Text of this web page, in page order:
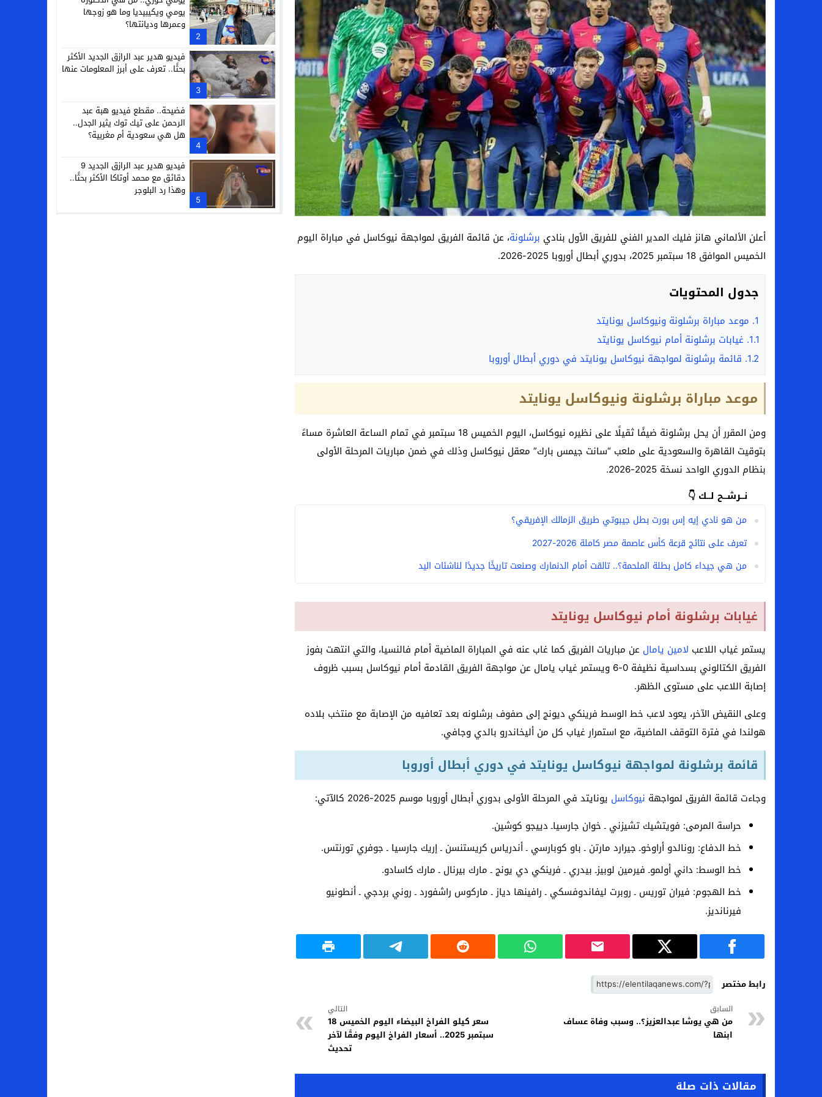
بعد فسخ عقده.. حصاد وأرقام سيف الدين الجزيري مع الزمالك
السيرة الذاتية للدكتورة آيات حسن شمس الدين عميد كلية “آداب كفر الشيخ”
سامو كوستا في معسكر النصر السعودي.. هل انتهت أزمة العالمي المالية؟
إنهاء تعاقد سيف الدين الجزيري مع الزمالك رسميًا
أعلن الألماني هانز فليك المدير الفني للفريق الأول بنادي برشلونة، عن قائمة الفريق لمواجهة نيوكاسل في مباراة اليوم
الخميس الموافق 18 سبتمبر 2025، بدوري أبطال أوروبا 2025-2026.
جدول المحتويات
1. موعد مباراة برشلونة ونيوكاسل يونايتد
1.1. غيابات برشلونة أمام نيوكاسل يونايتد
1.2. قائمة برشلونة لمواجهة نيوكاسل يونايتد في دوري أبطال أوروبا
موعد مباراة برشلونة ونيوكاسل يونايتد
ومن المقرر أن يحل برشلونة ضيفًا ثقيلًا على نظيره نيوكاسل، اليوم الخميس 18 سبتمبر في تمام الساعة العاشرة مساءً
بتوقيت القاهرة والسعودية على ملعب “سانت جيمس بارك” معقل نيوكاسل وذلك في ضمن مباريات المرحلة الأولى
بنظام الدوري الواحد نسخة 2025-2026.
نــرشــح لــك 👇
من هو نادي إيه إس بورت بطل جيبوتي طريق الزمالك الإفريقي؟
تعرف على نتائج قرعة كأس عاصمة مصر كاملة 2026-2027
من هي جيداء كامل بطلة الملحمة؟.. تالقت أمام الدنمارك وصنعت تاريخًا جديدًا لناشئات اليد
غيابات برشلونة أمام نيوكاسل يونايتد
يستمر غياب اللاعب لامين يامال عن مباريات الفريق كما غاب عنه في المباراة الماضية أمام فالنسيا، والتي انتهت بفوز
الفريق الكتالوني بسداسية نظيفة 0-6 ويستمر غياب يامال عن مواجهة الفريق القادمة أمام نيوكاسل بسبب ظروف
إصابة اللاعب على مستوى الظهر.
وعلى النقيض الآخر، يعود لاعب خط الوسط فرينكي ديونج إلى صفوف برشلونه بعد تعافيه من الإصابة مع منتخب بلاده
هولندا في فترة التوقف الماضية، مع استمرار غياب كل من أليخاندرو بالدي وجافي.
قائمة برشلونة لمواجهة نيوكاسل يونايتد في دوري أبطال أوروبا
وجاءت قائمة الفريق لمواجهة نيوكاسل يونايتد في المرحلة الأولى بدوري أبطال أوروبا موسم 2025-2026 كالآتي:
حراسة المرمى: فويتشيك تشيزني ـ خوان جارسياـ دييجو كوشين.
خط الدفاع: رونالدو أراوخوـ جيرارد مارتن ـ باو كوبارسي ـ أندرياس كريستنسن ـ إريك جارسيا ـ جوفري تورنتس.
خط الوسط: داني أولموـ فيرمين لوبيزـ بيدري ـ فرينكي دي يونج ـ مارك بيرنال ـ مارك كاسادو.
خط الهجوم: فيران توريس ـ روبرت ليفاندوفسكي ـ رافينها دياز ـ ماركوس راشفورد ـ روني بردجي ـ أنطونيو
فيرنانديز.
رابط مختصر
السابق
من هي يوشا عبدالعزيز؟.. وسبب وفاة عساف
ابنها
التالي
سعر كيلو الفراخ البيضاء اليوم الخميس 18
سبتمبر 2025.. أسعار الفراخ اليوم وفقًا لآخر
تحديث
مقالات ذات صلة
2
يومي ويكيبيديا وما هو زوجها
وعمرها وديانتها؟
3
فيديو هدير عبد الرازق الجديد الأكثر
بحثًا.. تعرف على أبرز المعلومات عنها
4
فضيحة.. مقطع فيديو هبة عبد
الرحمن على تيك توك يثير الجدل..
هل هي سعودية أم مغربية؟
5
فيديو هدير عبد الرازق الجديد 9
دقائق مع محمد أوتاكا الأكثر بحثًا..
وهذا رد البلوجر